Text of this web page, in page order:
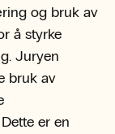
og bruk av
å styrke
Juryen
bruk av
er en